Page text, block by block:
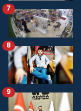
7
8
9